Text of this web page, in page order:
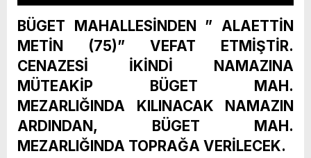
BÜGET MAHALLESİNDEN ” ALAETTİN
METİN (75)” VEFAT ETMİŞTİR.
CENAZESİ İKİNDİ NAMAZINA
MÜTEAKİP BÜGET MAH.
MEZARLIĞINDA KILINACAK NAMAZIN
ARDINDAN, BÜGET MAH.
MEZARLIĞINDA TOPRAĞA VERİLECEK.